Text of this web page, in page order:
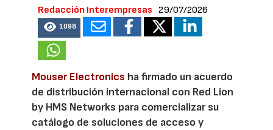
Redacción Interempresas 29/07/2026
1098
Mouser Electronics ha firmado un acuerdo
de distribución internacional con Red Lion
by HMS Networks para comercializar su
catálogo de soluciones de acceso y